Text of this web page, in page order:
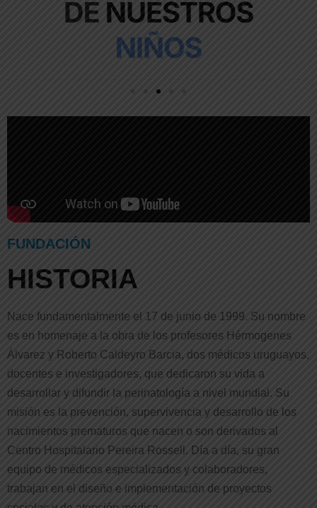
Jueves
10:00 - 16:00
FUNDACIÓN
HISTORIA
Nace fundamentalmente el 17 de junio de 1999. Su nombre
es en homenaje a la obra de los profesores Hérmogenes
Álvarez y Roberto Caldeyro Barcia, dos médicos uruguayos,
docentes e investigadores, que dedicaron su vida a
desarrollar y difundir la perinatología a nivel mundial. Su
misión es la prevención, supervivencia y desarrollo de los
nacimientos prematuros que nacen o son derivados al
Centro Hospitalario Pereira Rossell. Día a día, su gran
equipo de médicos especializados y colaboradores,
trabajan en el diseño e implementación de proyectos